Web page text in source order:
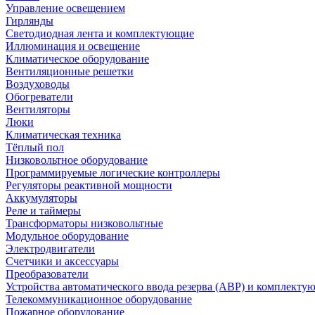
Управление освещением
Гирлянды
Светодиодная лента и комплектующие
Иллюминация и освещение
Климатическое оборудование
Вентиляционные решетки
Воздуховоды
Обогреватели
Вентиляторы
Люки
Климатическая техника
Тёплый пол
Низковольтное оборудование
Программируемые логические контроллеры
Регуляторы реактивной мощности
Аккумуляторы
Реле и таймеры
Трансформаторы низковольтные
Модульное оборудование
Электродвигатели
Счетчики и аксессуары
Преобразователи
Устройства автоматического ввода резерва (АВР) и
Телекоммуникационное оборудование
Пожарное оборудование